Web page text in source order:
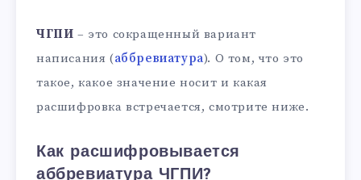
ЧГПИ – это сокращенный вариант
написания (аббревиатура). О том, что это
такое, какое значение носит и какая
расшифровка встречается, смотрите ниже.
Как расшифровывается
аббревиатура ЧГПИ?